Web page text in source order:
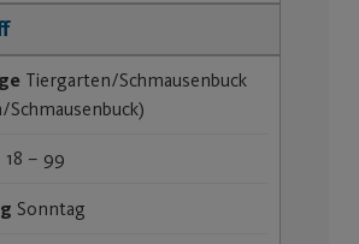
Tiergarten/Schmausenbuck
18 – 99
Sonntag